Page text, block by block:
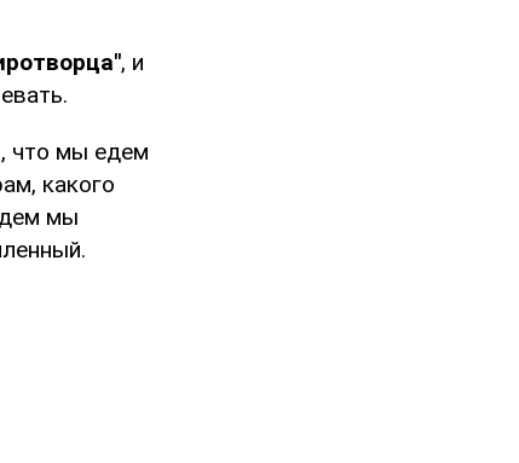
, и
что мы едем
какого
мы